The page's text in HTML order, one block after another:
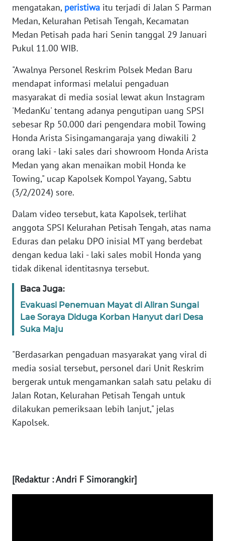
mengatakan, peristiwa itu terjadi di Jalan S Parman
Medan, Kelurahan Petisah Tengah, Kecamatan
Medan Petisah pada hari Senin tanggal 29 Januari
Pukul 11.00 WIB.
"Awalnya Personel Reskrim Polsek Medan Baru
mendapat informasi melalui pengaduan
masyarakat di media sosial lewat akun Instagram
'MedanKu' tentang adanya pengutipan uang SPSI
sebesar Rp 50.000 dari pengendara mobil Towing
Honda Arista Sisingamangaraja yang diwakili 2
orang laki - laki sales dari showroom Honda Arista
Medan yang akan menaikan mobil Honda ke
Towing," ucap Kapolsek Kompol Yayang, Sabtu
(3/2/2024) sore.
Dalam video tersebut, kata Kapolsek, terlihat
anggota SPSI Kelurahan Petisah Tengah, atas nama
Eduras dan pelaku DPO inisial MT yang berdebat
dengan kedua laki - laki sales mobil Honda yang
tidak dikenal identitasnya tersebut.
Baca Juga:
Evakuasi Penemuan Mayat di Aliran Sungai
Lae Soraya Diduga Korban Hanyut dari Desa
Suka Maju
"Berdasarkan pengaduan masyarakat yang viral di
media sosial tersebut, personel dari Unit Reskrim
bergerak untuk mengamankan salah satu pelaku di
Jalan Rotan, Kelurahan Petisah Tengah untuk
dilakukan pemeriksaan lebih lanjut," jelas
Kapolsek.
[Redaktur : Andri F Simorangkir]
WN
PAPUA
BARAT
WN
SERAMBI
WN
JAMBI
WN
SULTRA
NTB
WN
SULTENG
SULBAR
WN
BABEL
WN
WN
SUMSEL
WN
LAMPUNG